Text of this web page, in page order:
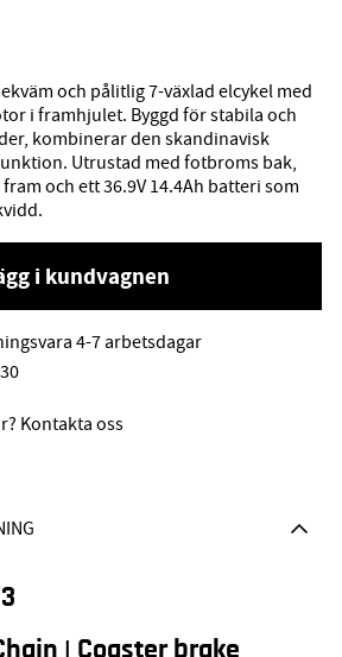
| Coaster brake
och pålitlig 7-växlad elcykel med
i framhjulet. Byggd för stabila och
kombinerar den skandinavisk
Utrustad med fotbroms bak,
och ett 36.9V 14.4Ah batteri som
i kundvagnen
4-7 arbetsdagar
Kontakta oss